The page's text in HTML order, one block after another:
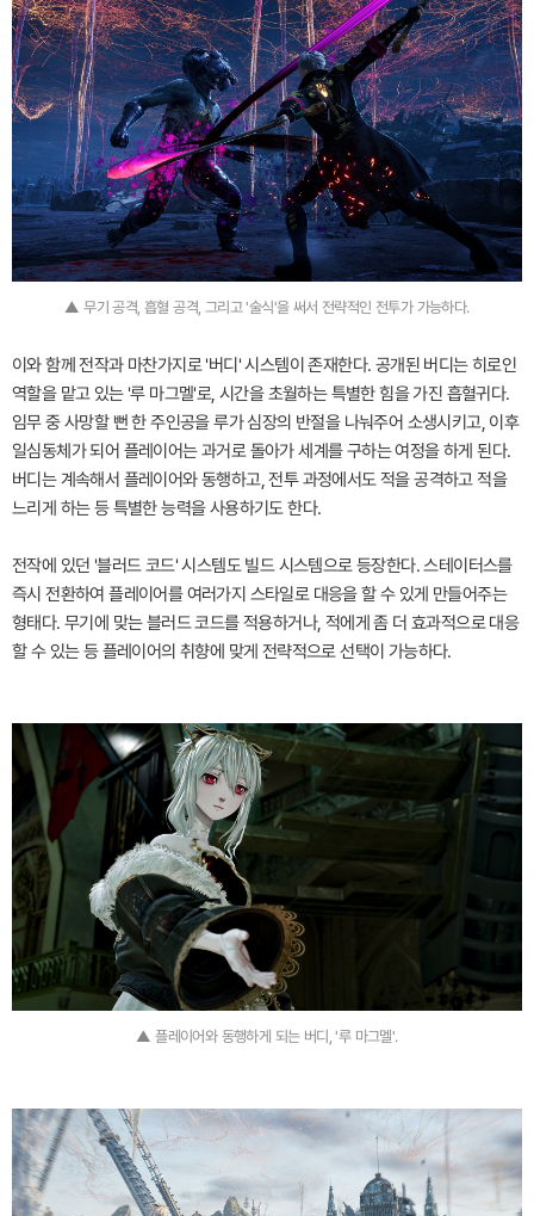
▲ 무기 공격, 흡혈 공격, 그리고 '술식'을 써서 전략적인 전투가 가능하다.
이와 함께 전작과 마찬가지로 '버디' 시스템이 존재한다. 공개된 버디는 히로인
역할을 맡고 있는 '루 마그멜'로, 시간을 초월하는 특별한 힘을 가진 흡혈귀다.
임무 중 사망할 뻔 한 주인공을 루가 심장의 반절을 나눠주어 소생시키고, 이후
일심동체가 되어 플레이어는 과거로 돌아가 세계를 구하는 여정을 하게 된다.
버디는 계속해서 플레이어와 동행하고, 전투 과정에서도 적을 공격하고 적을
느리게 하는 등 특별한 능력을 사용하기도 한다.
전작에 있던 '블러드 코드' 시스템도 빌드 시스템으로 등장한다. 스테이터스를
즉시 전환하여 플레이어를 여러가지 스타일로 대응을 할 수 있게 만들어주는
형태다. 무기에 맞는 블러드 코드를 적용하거나, 적에게 좀 더 효과적으로 대응
할 수 있는 등 플레이어의 취향에 맞게 전략적으로 선택이 가능하다.
▲ 플레이어와 동행하게 되는 버디, '루 마그멜'.